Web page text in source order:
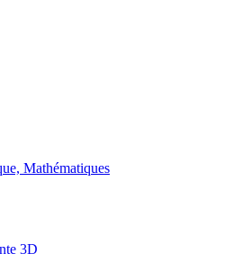
Mathématiques
3D